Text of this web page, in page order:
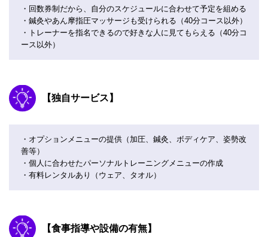
・回数券制だから、自分のスケジュールに合わせて予定を組める
・鍼灸やあん摩指圧マッサージも受けられる（40分コース以外）
・トレーナーを指名できるので好きな人に見てもらえる（40分コ
ース以外）
【独自サービス】
・オプションメニューの提供（加圧、鍼灸、ボディケア、姿勢改
善等）
・個人に合わせたパーソナルトレーニングメニューの作成
・有料レンタルあり（ウェア、タオル）
【食事指導や設備の有無】